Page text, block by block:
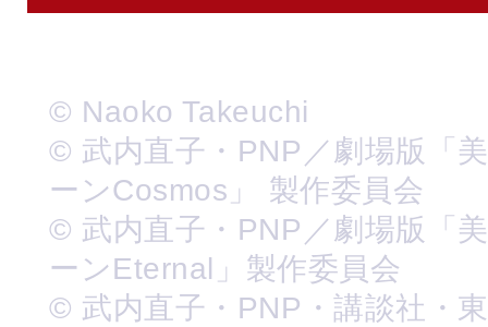
© Naoko Takeuchi
© 武内直子・PNP／劇場版「
ーンCosmos」 製作委員会
© 武内直子・PNP／劇場版「
ーンEternal」製作委員会
© 武内直子・PNP・講談社・